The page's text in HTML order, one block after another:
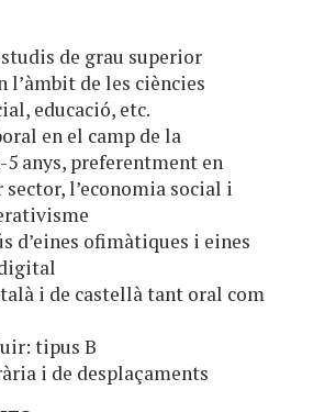
de grau superior
l’àmbit de les ciències
educació, etc.
en el camp de la
anys, preferentment en
l’economia social i
d’eines ofimàtiques i eines
i de castellà tant oral com
tipus B
i de desplaçaments